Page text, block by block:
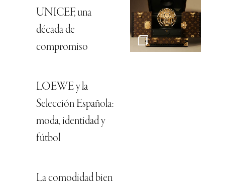
UNICEF, una
década de
compromiso
LOEWE y la
Selección Española:
moda, identidad y
fútbol
La comodidad bien